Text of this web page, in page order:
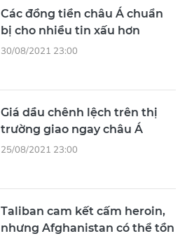
Các đồng tiền châu Á chuẩn
bị cho nhiều tin xấu hơn
30/08/2021 23:00
Giá dầu chênh lệch trên thị
trường giao ngay châu Á
25/08/2021 23:00
Taliban cam kết cấm heroin,
nhưng Afghanistan có thể tồn